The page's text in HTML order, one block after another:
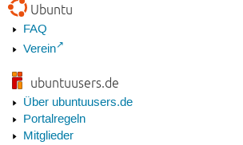
Ubuntu
FAQ
Verein
ubuntuusers.de
Über ubuntuusers.de
Portalregeln
Mitglieder